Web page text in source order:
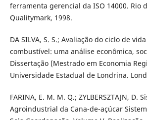
ferramenta gerencial da ISO 14000. Rio
Qualitymark, 1998.
DA SILVA, S. S.; Avaliação do ciclo de
combustível: uma análise econômica,
Dissertação (Mestrado em Economia
Universidade Estadual de Londrina.
FARINA, E. M. M. Q.; ZYLBERSZTAJN, D.
Agroindustrial da Cana-de-açúcar